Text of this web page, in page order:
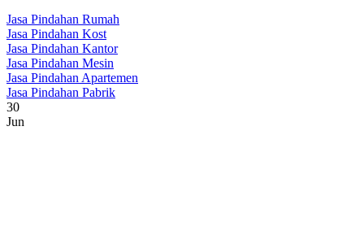
Jasa Pindahan Rumah
Jasa Pindahan Kost
Jasa Pindahan Kantor
Jasa Pindahan Mesin
Jasa Pindahan Apartemen
Jasa Pindahan Pabrik
30
Jun